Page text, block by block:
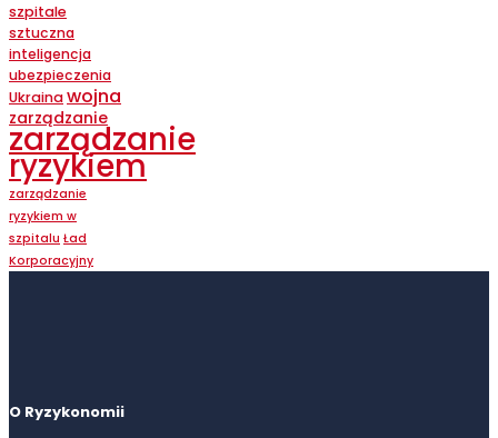
szpitale
sztuczna
inteligencja
ubezpieczenia
Ukrainawojna
zarządzanie
zarządzanie
ryzykiem
zarządzanie
ryzykiem w
szpitalu Ład
Korporacyjny
O Ryzykonomii